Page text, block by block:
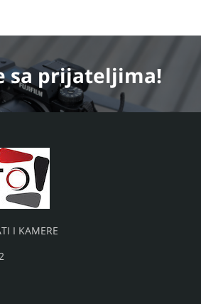
sa prijateljima!
I KAMERE